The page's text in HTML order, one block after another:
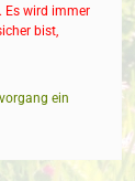
Es wird immer
bist,
ein